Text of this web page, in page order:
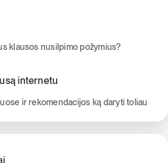
klausos nusilpimo požymius?
internetu
ir rekomendacijos ką daryti toliau